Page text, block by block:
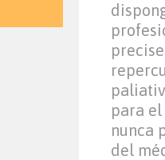
para
nunca
del